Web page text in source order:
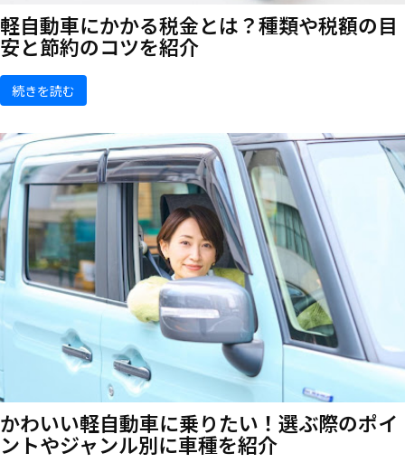
軽自動車にかかる税金とは？種類や税額の目
安と節約のコツを紹介
続きを読む
かわいい軽自動車に乗りたい！選ぶ際のポイ
ントやジャンル別に車種を紹介